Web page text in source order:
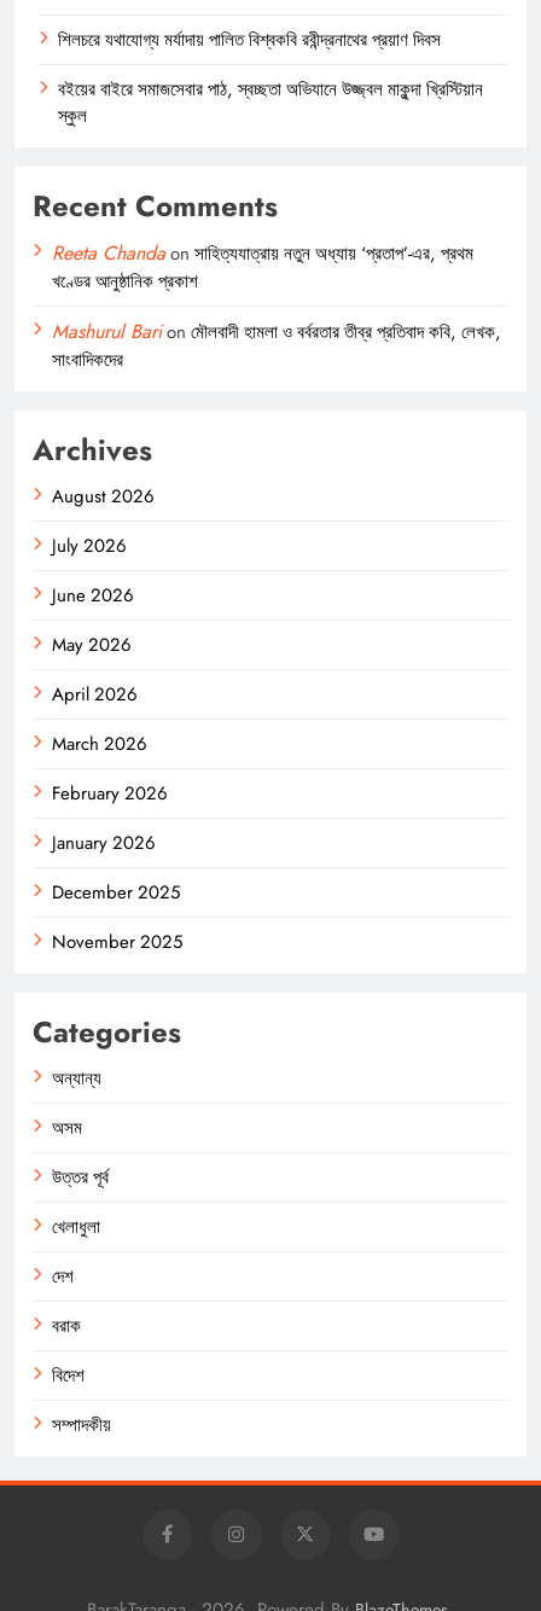
শিলচরে যথাযোগ্য মর্যাদায় পালিত বিশ্বকবি রবীন্দ্রনাথের প্রয়াণ দিবস
বইয়ের বাইরে সমাজসেবার পাঠ, স্বচ্ছতা অভিযানে উজ্জ্বল মাকুন্দা খ্রিস্টিয়ান
স্কুল
Recent Comments
Reeta Chandaon সাহিত্যযাত্রায় নতুন অধ্যায় ‘প্রতাপ’-এর, প্রথম
খণ্ডের আনুষ্ঠানিক প্রকাশ
Mashurul Barion মৌলবাদী হামলা ও বর্বরতার তীব্র প্রতিবাদ কবি, লেখক,
সাংবাদিকদের
Archives
August 2026
July 2026
June 2026
May 2026
April 2026
March 2026
February 2026
January 2026
December 2025
November 2025
Categories
অন্যান্য
অসম
উত্তর পূর্ব
খেলাধুলা
দেশ
বরাক
বিদেশ
সম্পাদকীয়